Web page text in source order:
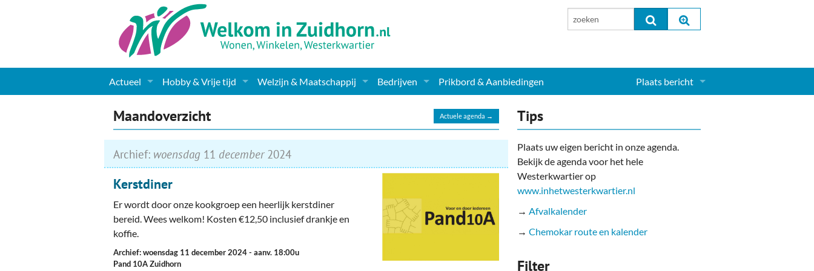
Actueel
Nieuws
Gemeente informatie
Woningaanbod
Columns & Redactioneel
Foto-pagina
Hobby & Vrije tijd
Muziek
Toerisme & Musea
Welzijn & Maatschappij
Levensbeschouwelijk
Bedrijven
Supermarkt & Levensmiddelen
Horeca & Uitgaan
Prikbord & Aanbiedingen Plaats bericht
Actuele agenda →
Maandoverzicht
Archief: woensdag 11 december2024
Kerstdiner
Er wordt door onze kookgroep een heerlijk kerstdiner
bereid. Wees welkom! Kosten €12,50 inclusief drankje en
koffie.
Archief: woensdag 11 december 2024- aanv. 18:00u
Pand 10A Zuidhorn
Tips
Plaats uw eigen bericht in onze agenda.
Bekijk de agenda voor het hele
Westerkwartier op
www.inhetwesterkwartier.nl
→ Afvalkalender
→ Chemokar route en kalender
Filter